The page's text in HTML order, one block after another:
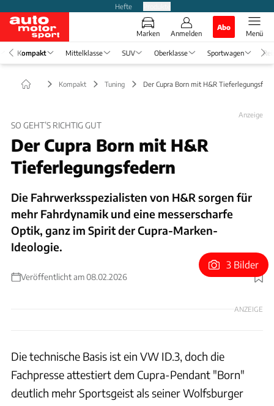
Hefte
Marken Anmelden
Abo
Menü
Kompakt Mittelklasse SUV Oberklasse Sportwagen
Kompakt Tuning Der Cupra Born mit H&R
Anzeige
SO GEHT’S RICHTIG GUT
Der Cupra Born mit H&R
Tieferlegungsfedern
Die Fahrwerksspezialisten von H&R sorgen für
mehr Fahrdynamik und eine messerscharfe
Optik, ganz im Spirit der Cupra-Marken-
Ideologie.
Veröffentlicht am 08.02.2026
Foto: H&R
3 Bilder
ANZEIGE
Die technische Basis ist ein VW ID.3, doch die
Fachpresse attestiert dem Cupra-Pendant "Born"
deutlich mehr Sportsgeist als seiner Wolfsburger